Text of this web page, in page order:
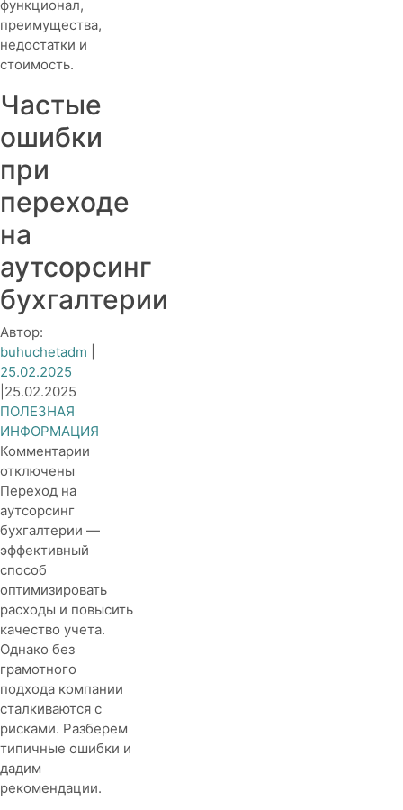
функционал,
преимущества,
недостатки и
стоимость.
Частые
ошибки
при
переходе
на
аутсорсинг
бухгалтерии
Автор:
buhuchetadm
25.02.2025
25.02.2025
ПОЛЕЗНАЯ
ИНФОРМАЦИЯ
Комментарии
при
аутсорсинг
бухгалтерии
отключены
Переход на
аутсорсинг
бухгалтерии —
эффективный
способ
оптимизировать
расходы и повысить
качество учета.
Однако без
грамотного
подхода компании
сталкиваются с
рисками. Разберем
типичные ошибки и
дадим
рекомендации.